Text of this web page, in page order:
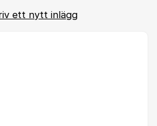
ett nytt inlägg